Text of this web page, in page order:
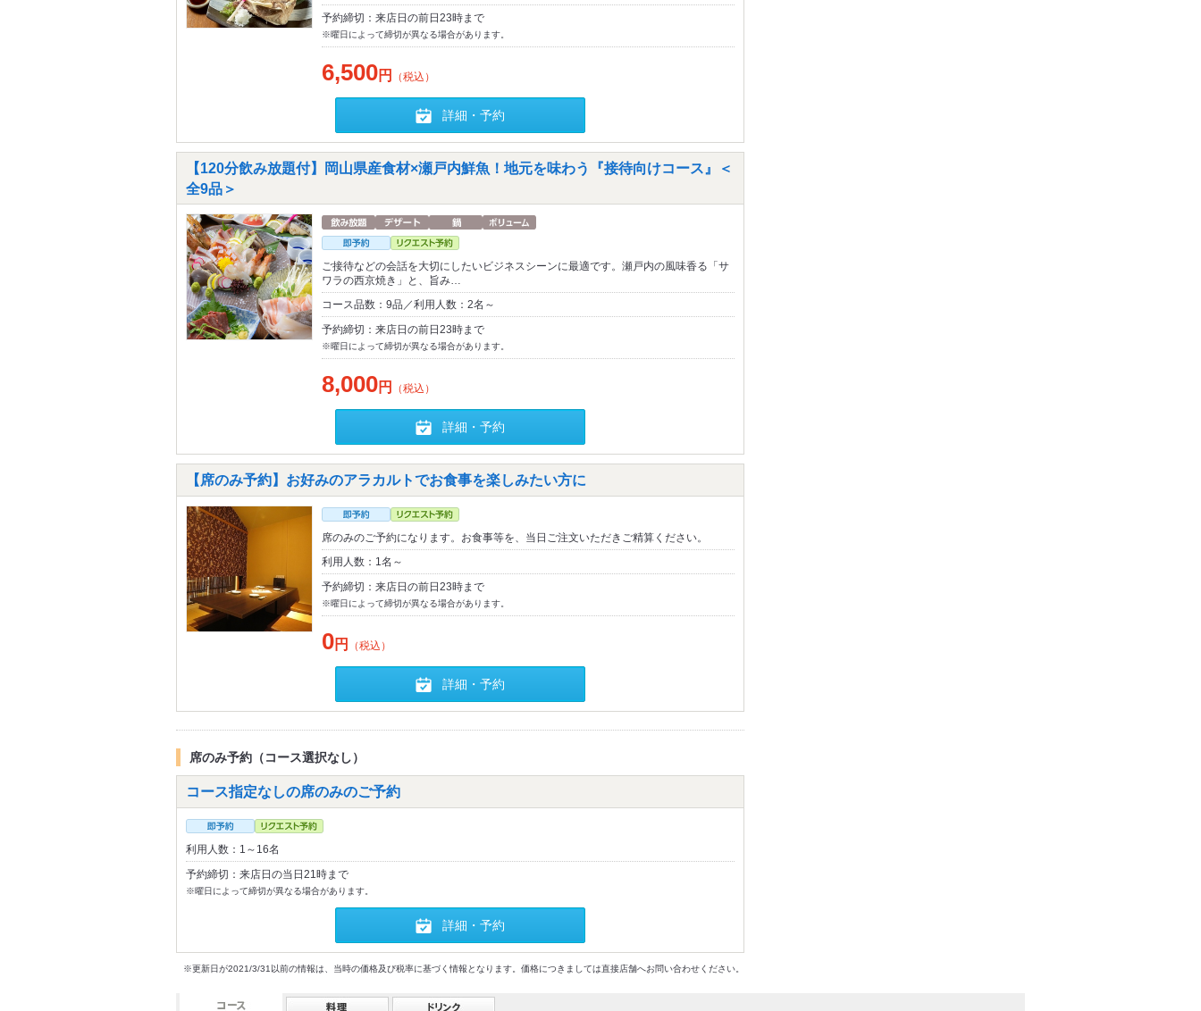
予約締切：来店日の前日23時まで
※曜日によって締切が異なる場合があります。
6,500円 （税込）
詳細・予約
【120分飲み放題付】岡山県産食材×瀬戸内鮮魚！地元を味わう『接待向けコース』＜
全9品＞
ご接待などの会話を大切にしたいビジネスシーンに最適です。瀬戸内の風味香る「サ
ワラの西京焼き」と、旨み…
コース品数：9品／利用人数：2名～
予約締切：来店日の前日23時まで
※曜日によって締切が異なる場合があります。
8,000円 （税込）
詳細・予約
【席のみ予約】お好みのアラカルトでお食事を楽しみたい方に
席のみのご予約になります。お食事等を、当日ご注文いただきご精算ください。
利用人数：1名～
予約締切：来店日の前日23時まで
※曜日によって締切が異なる場合があります。
0円 （税込）
詳細・予約
席のみ予約（コース選択なし）
コース指定なしの席のみのご予約
利用人数：1～16名
予約締切：来店日の当日21時まで
※曜日によって締切が異なる場合があります。
詳細・予約
※更新日が2021/3/31以前の情報は、当時の価格及び税率に基づく情報となります。価格につきましては直接店舗へお問い合わせください。